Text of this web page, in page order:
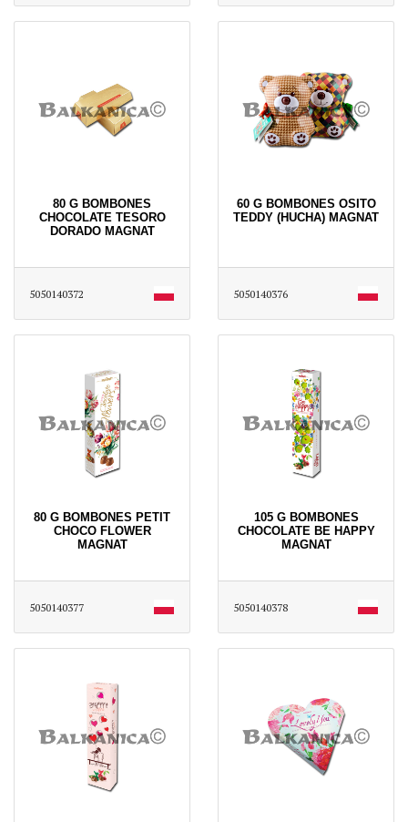
80 G BOMBONES
CHOCOLATE TESORO
DORADO MAGNAT
5050140372
60 G BOMBONES OSITO
TEDDY (HUCHA) MAGNAT
5050140376
80 G BOMBONES PETIT
CHOCO FLOWER
MAGNAT
5050140377
105 G BOMBONES
CHOCOLATE BE HAPPY
MAGNAT
5050140378